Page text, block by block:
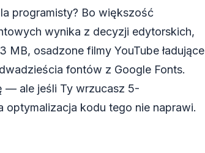
programisty? Bo większość
wynika z decyzji edytorskich,
osadzone filmy YouTube ładujące
fontów z Google Fonts.
— ale jeśli Ty wrzucasz 5-
optymalizacja kodu tego nie naprawi.